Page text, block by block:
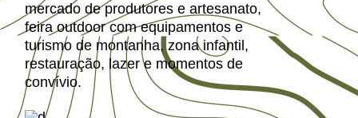
mercado de produtores e artesanato,
feira outdoor com equipamentos e
turismo de montanha, zona infantil,
restauração, lazer e momentos de
convívio.